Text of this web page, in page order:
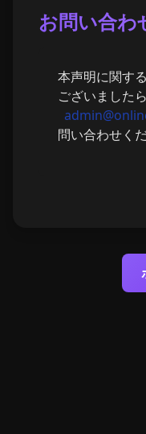
お問い合わ
本声明に関す
ございましたら
問い合わせくだ